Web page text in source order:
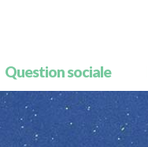
Question sociale